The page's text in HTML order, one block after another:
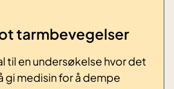
tarmbevegelser
til en undersøkelse hvor det
gi medisin for å dempe